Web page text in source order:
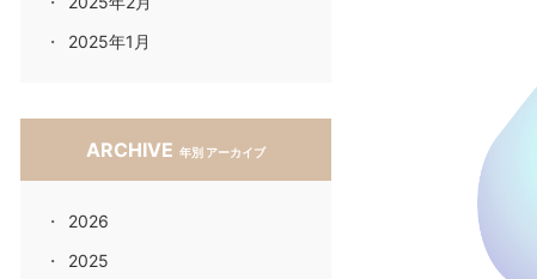
2025年1月
ARCHIVE 年別 アーカイブ
2026
2025